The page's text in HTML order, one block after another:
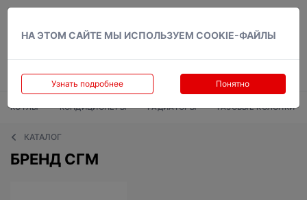
НА ЭТОМ САЙТЕ МЫ ИСПОЛЬЗУЕМ COOKIE-ФАЙЛЫ
Узнать подробнее Понятно
КОТЛЫ КОНДИЦИОНЕРЫ РАДИАТОРЫ ГАЗОВЫЕ КОЛОНКИ
КАТАЛОГ
БРЕНД СГМ